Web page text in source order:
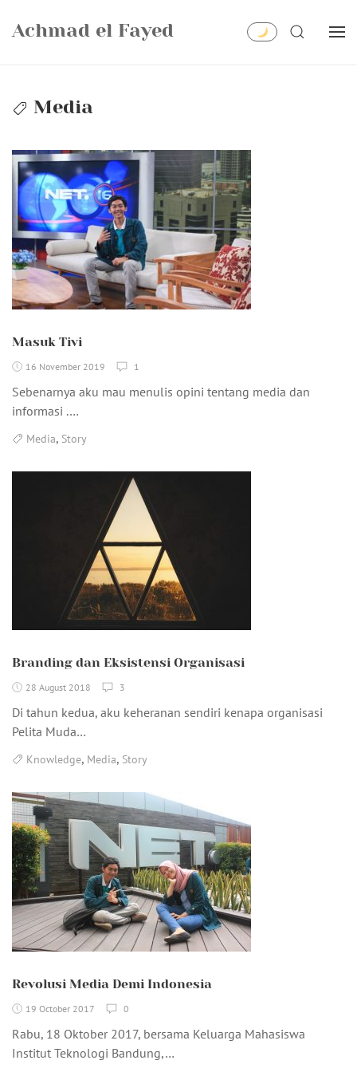
Achmad el Fayed SEARCH
Media
Masuk Tivi
16 November 2019 1
Sebenarnya aku mau menulis opini tentang media dan
informasi .…
Media, Story
Branding dan Eksistensi Organisasi
28 August 2018 3
Di tahun kedua, aku keheranan sendiri kenapa organisasi
Pelita Muda…
Knowledge, Media, Story
Revolusi Media Demi Indonesia
19 October 2017 0
Rabu, 18 Oktober 2017, bersama Keluarga Mahasiswa
Institut Teknologi Bandung,…